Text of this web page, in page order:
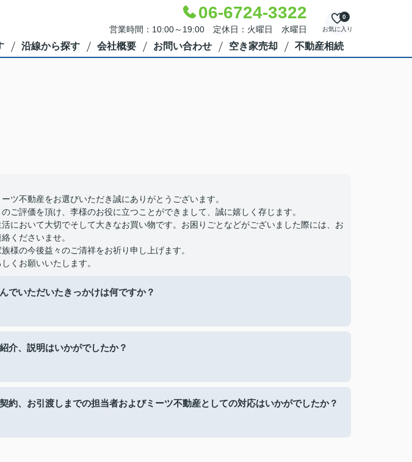
06-6724-3322
営業時間：10:00～19:00 定休日：火曜日 水曜日 お気に入り
0
沿線から探す 会社概要 お問い合わせ 空き家売却 不動産相続
ツ不動産をお選びいただき誠にありがとうございます。
のご評価を頂け、李様のお役に立つことができまして、誠に嬉しく存じます。
において大切でそして大きなお買い物です。お困りごとなどがございました際には、お
くださいませ。
様の今後益々のご清祥をお祈り申し上げます。
くお願いいたします。
でいただいたきっかけは何ですか？
介、説明はいかがでしたか？
約、お引渡しまでの担当者およびミーツ不動産としての対応はいかがでしたか？